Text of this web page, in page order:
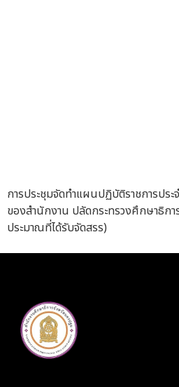
การประชุมจัดทำแผนปฏิบัติราชการปร
ของสำนักงาน ปลัดกระทรวงศึกษาธิก
ประมาณที่ได้รับจัดสรร)